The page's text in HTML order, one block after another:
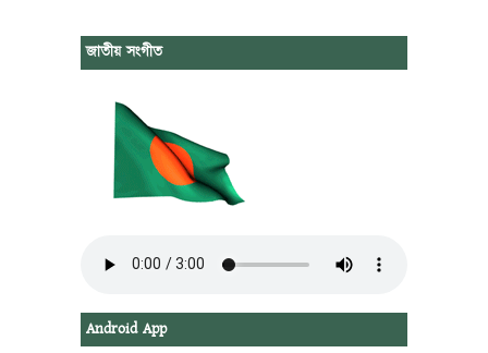
জাতীয় সংগীত
Android App